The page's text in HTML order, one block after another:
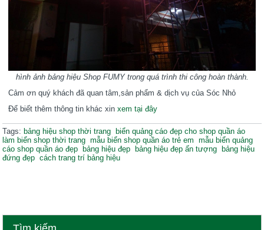
hình ảnh bảng hiệu Shop FUMY trong quá trình thi công hoàn thành.
Cảm ơn quý khách đã quan tâm,sản phẩm & dịch vụ của Sóc Nhỏ
Để biết thêm thông tin khác xinxem tại đây
Tags: bảng hiệu shop thời trang
biển quảng cáo đẹp cho shop quần áo
làm biển shop thời trang mẫu biển shop quần áo trẻ em
mẫu biển quảng
cáo shop quần áo đẹp
bảng hiệu đẹp bảng hiệu đẹp ấn tượng
bảng hiệu
đứng đẹp cách trang trí bảng hiệu